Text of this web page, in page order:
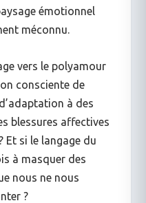
émotionnel
méconnu.
vers le polyamour
consciente de
à des
blessures affectives
Et si le langage du
à masquer des
nous ne nous
?